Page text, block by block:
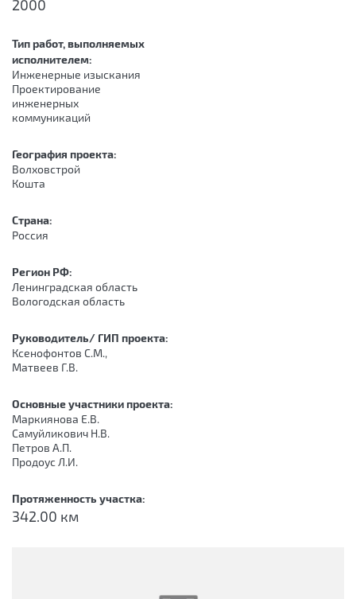
2000
Тип работ, выполняемых
исполнителем:
Инженерные изыскания
Проектирование
инженерных
коммуникаций
География проекта:
Волховстрой
Кошта
Страна:
Россия
Регион РФ:
Ленинградская область
Вологодская область
Руководитель/ ГИП проекта:
Ксенофонтов С.М.,
Матвеев Г.В.
Основные участники проекта:
Маркиянова Е.В.
Самуйликович Н.В.
Петров А.П.
Продоус Л.И.
Протяженность участка:
342.00 км